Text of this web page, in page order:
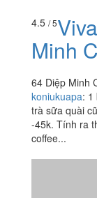
Minh
64 Diệp Minh
koniukuapa:1
trà sữa quài
-45k. Tính ra